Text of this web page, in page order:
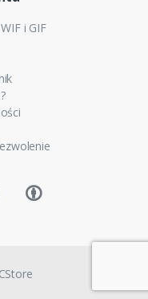
i GIF